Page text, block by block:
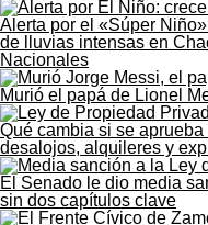
Alerta por el «Súper
de lluvias intensas en
Nacionales
Murió el papá de Lionel
Qué cambia si se
desalojos, alquileres y
El Senado le dio media
sin dos capítulos clave